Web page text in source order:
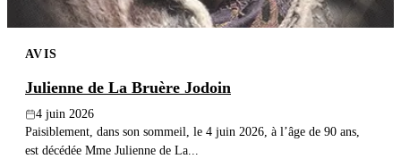
AVIS
Julienne de La Bruère Jodoin
4 juin 2026
Paisiblement, dans son sommeil, le 4 juin 2026, à l’âge de 90 ans,
est décédée Mme Julienne de La...